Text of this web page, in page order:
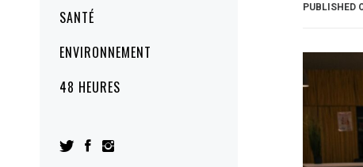
SANTÉ
ENVIRONNEMENT
48 HEURES
PUBLISHED